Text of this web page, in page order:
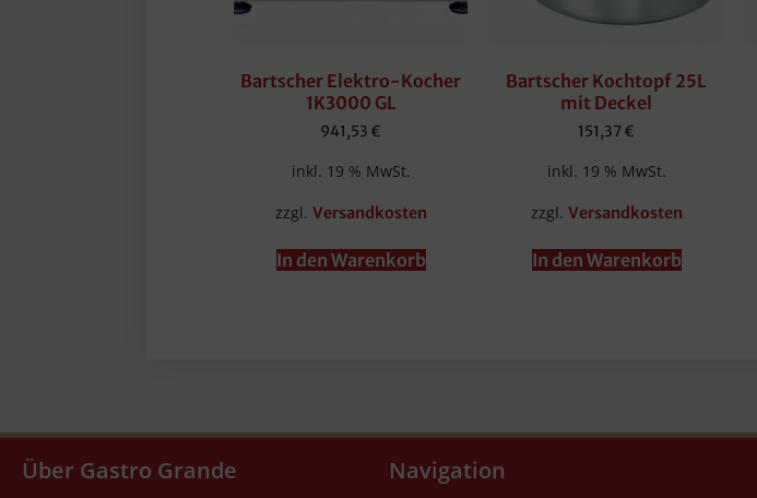
Bartscher Elektro-Kocher
1K3000 GL
941,53 €
inkl. 19 % MwSt.
zzgl. Versandkosten
In den Warenkorb
Bartscher Kochtopf 25L
mit Deckel
151,37€
inkl. 19 % MwSt.
zzgl. Versandkosten
In den Warenkorb
Über Gastro Grande Navigation